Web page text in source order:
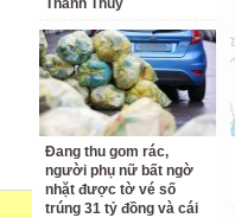
Thanh Thủy
Đang thu gom rác,
người phụ nữ bất ngờ
nhặt được tờ vé số
trúng 31 tỷ đồng và cái